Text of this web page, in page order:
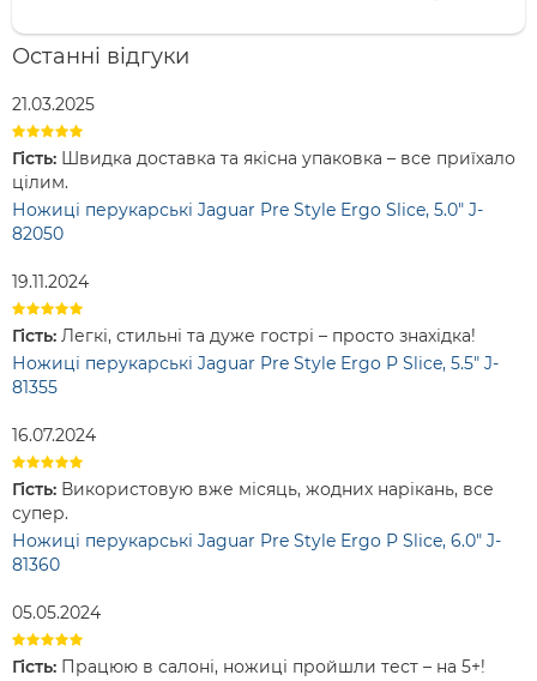
Останні відгуки
21.03.2025
Гість: Швидка доставка та якісна упаковка – все приїхало
цілим.
Ножиці перукарські Jaguar Pre Style Ergo Slice, 5.0" J-
82050
19.11.2024
Гість: Легкі, стильні та дуже гострі – просто знахідка!
Ножиці перукарські Jaguar Pre Style Ergo P Slice, 5.5" J-
81355
16.07.2024
Гість: Використовую вже місяць, жодних нарікань, все
супер.
Ножиці перукарські Jaguar Pre Style Ergo P Slice, 6.0" J-
81360
05.05.2024
Гість: Працюю в салоні, ножиці пройшли тест – на 5+!